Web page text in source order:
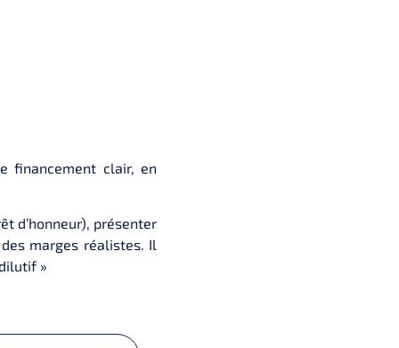
financement clair, en
d’honneur), présenter
marges réalistes. Il
»